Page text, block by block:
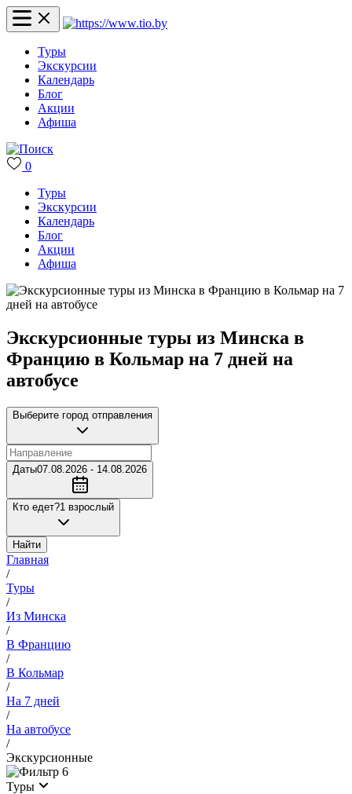
Туры
Экскурсии
Календарь
Блог
Акции
Афиша
0
Туры
Экскурсии
Календарь
Блог
Акции
Афиша
Экскурсионные туры из Минска в
Францию в Кольмар на 7 дней на
автобусе
Выберите город отправления
Даты07.08.2026 - 14.08.2026
Кто едет?1 взрослый
Найти
Главная
/
Туры
/
Из Минска
/
В Францию
/
В Кольмар
/
На 7 дней
/
На автобусе
/
Экскурсионные
6
Туры